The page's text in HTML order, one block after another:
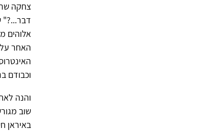
צחקה
דבר...?"
אלוהים
האחר
וכבודם
והנה
שוב
באיראן